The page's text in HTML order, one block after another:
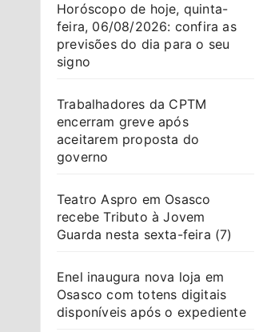
Horóscopo de hoje, quinta-
feira, 06/08/2026: confira as
previsões do dia para o seu
signo
Trabalhadores da CPTM
encerram greve após
aceitarem proposta do
governo
Teatro Aspro em Osasco
recebe Tributo à Jovem
Guarda nesta sexta-feira (7)
Enel inaugura nova loja em
Osasco com totens digitais
disponíveis após o expediente